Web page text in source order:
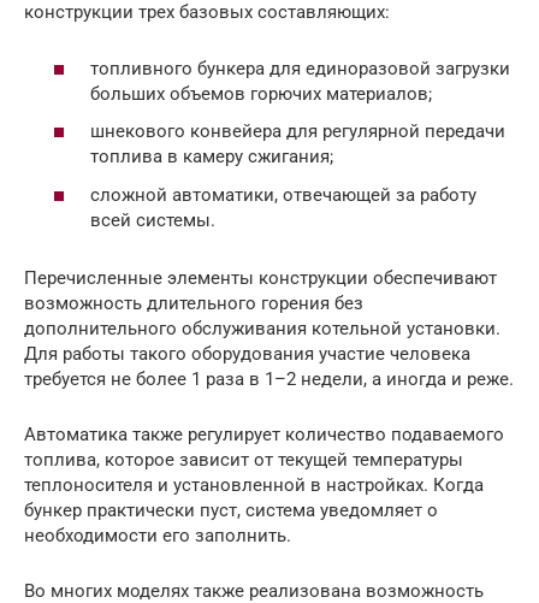
конструкции трех базовых составляющих:
топливного бункера для единоразовой загрузки
больших объемов горючих материалов;
шнекового конвейера для регулярной передачи
топлива в камеру сжигания;
сложной автоматики, отвечающей за работу
всей системы.
Перечисленные элементы конструкции обеспечивают
возможность длительного горения без
дополнительного обслуживания котельной установки.
Для работы такого оборудования участие человека
требуется не более 1 раза в 1–2 недели, а иногда и реже.
Автоматика также регулирует количество подаваемого
топлива, которое зависит от текущей температуры
теплоносителя и установленной в настройках. Когда
бункер практически пуст, система уведомляет о
необходимости его заполнить.
Во многих моделях также реализована возможность